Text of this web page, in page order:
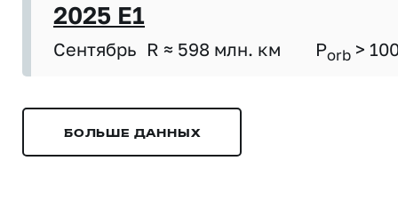
2025 E1
Сентябрь R ≈ 598 млн. км Porb >
БОЛЬШЕ ДАННЫХ